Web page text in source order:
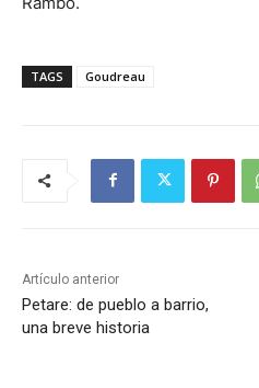
TAGS Goudreau
Artículo anterior
Petare: de pueblo a barrio,
una breve historia